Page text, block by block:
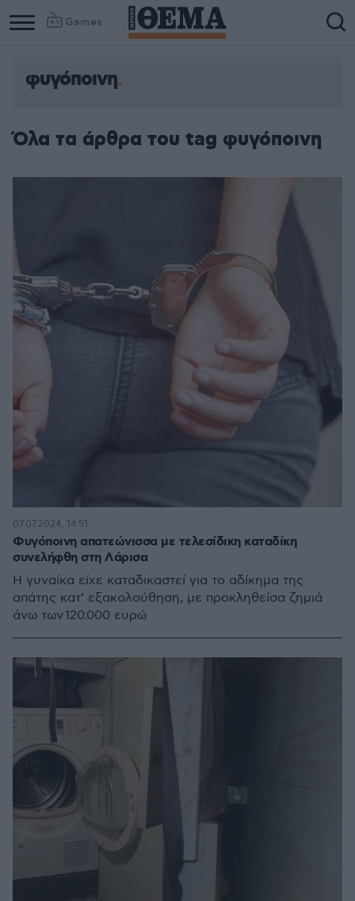
Games
φυγόποινη
Όλα τα άρθρα του tag φυγόποινη
Φυγόποινη απατεώνισσα με τελεσίδικη καταδίκη
συνελήφθη στη Λάρισα
Η γυναίκα είχε καταδικαστεί για το αδίκημα της
απάτης κατ’ εξακολούθηση, με προκληθείσα ζημιά
άνω των 120.000 ευρώ
07.07.2024, 14:51